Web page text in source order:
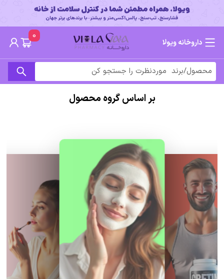
داروخانه ویولا
0
بر اساس گروه محصول